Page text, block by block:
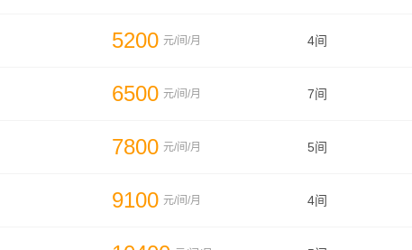
5200 元/间/月 4间
6500 元/间/月 7间
7800 元/间/月 5间
9100 元/间/月 4间